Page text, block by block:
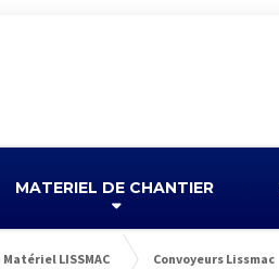
MATERIEL DE CHANTIER
Matériel LISSMAC Convoyeurs Lissmac